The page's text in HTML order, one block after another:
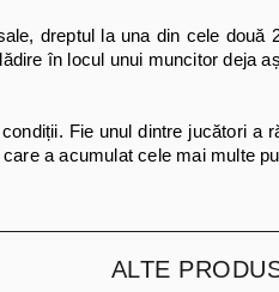
dreptul la una din cele
în locul unui muncitor deja
Fie unul dintre jucători a
a acumulat cele mai multe
ALTE